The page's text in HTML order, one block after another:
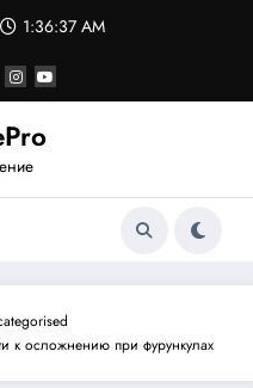
1:36:37 AM
к осложнению при фурункулах